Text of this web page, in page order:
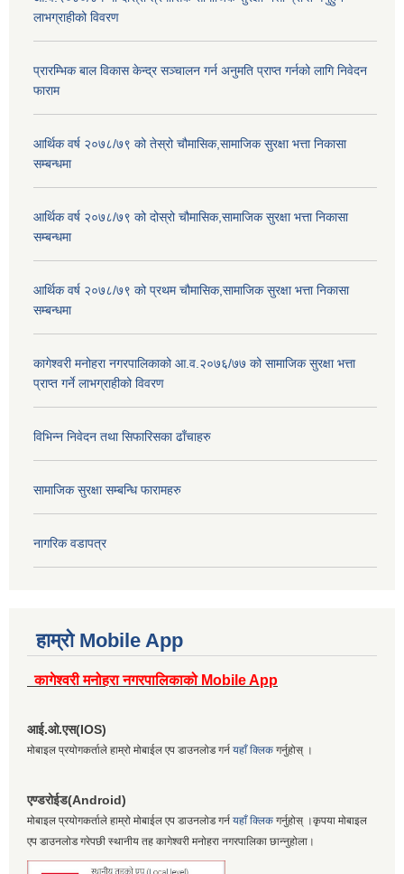
लाभग्राहीको विवरण
प्रारम्भिक बाल विकास केन्द्र सञ्चालन गर्न अनुमति प्राप्त गर्नको लागि निवेदन
फाराम
आर्थिक वर्ष २०७८/७९ को तेस्रो चौमासिक,सामाजिक सुरक्षा भत्ता निकासा
सम्बन्धमा
आर्थिक वर्ष २०७८/७९ को दोस्रो चौमासिक,सामाजिक सुरक्षा भत्ता निकासा
सम्बन्धमा
आर्थिक वर्ष २०७८/७९ को प्रथम चौमासिक,सामाजिक सुरक्षा भत्ता निकासा
सम्बन्धमा
कागेश्वरी मनोहरा नगरपालिकाको आ.व.२०७६/७७ को सामाजिक सुरक्षा भत्ता
प्राप्त गर्ने लाभग्राहीको विवरण
विभिन्न निवेदन तथा सिफारिसका ढाँचाहरु
सामाजिक सुरक्षा सम्बन्धि फारामहरु
नागरिक वडापत्र
हाम्रो Mobile App
कागेश्वरी मनोहरा नगरपालिकाको Mobile App
आई.ओ.एस(IOS)
मोबाइल प्रयोगकर्ताले हाम्रो मोबाईल एप डाउनलोड गर्न यहाँ क्लिक गर्नुहोस् ।
एण्डरोईड(Android)
मोबाइल प्रयोगकर्ताले हाम्रो मोबाईल एप डाउनलोड गर्न यहाँ क्लिक गर्नुहोस् ।कृपया मोबाइल
एप डाउनलोड गरेपछी स्थानीय तह कागेश्वरी मनोहरा नगरपालिका छान्नुहोला।